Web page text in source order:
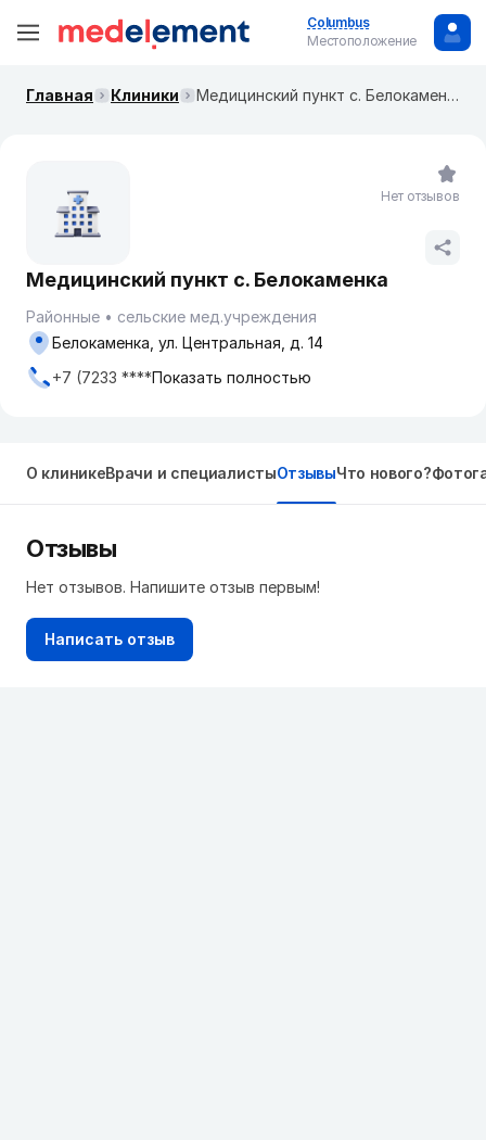
Columbus
Местоположение
Главная Клиники Медицинский пункт с. Белокаменка
Медицинский пункт с. Белокаменка
Районные
сельские мед.учреждения
Белокаменка, ул. Центральная, д. 14
+7 (7233 ****Показать полностью
Нет отзывов
О клиникеВрачи и специалистыОтзывыЧто нового?
Отзывы
Нет отзывов. Напишите отзыв первым!
Написать отзыв